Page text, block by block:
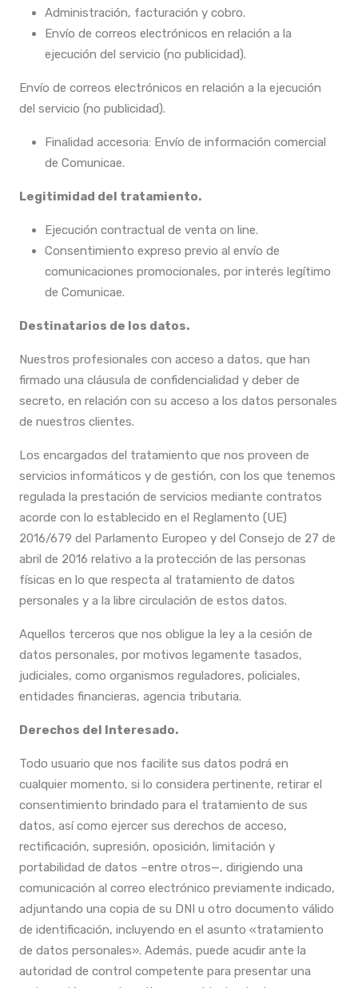
Administración, facturación y cobro.
Envío de correos electrónicos en relación a la
ejecución del servicio (no publicidad).
Envío de correos electrónicos en relación a la ejecución
del servicio (no publicidad).
Finalidad accesoria: Envío de información comercial
de Comunicae.
Legitimidad del tratamiento.
Ejecución contractual de venta on line.
Consentimiento expreso previo al envío de
comunicaciones promocionales, por interés legítimo
de Comunicae.
Destinatarios de los datos.
Nuestros profesionales con acceso a datos, que han
firmado una cláusula de confidencialidad y deber de
secreto, en relación con su acceso a los datos personales
de nuestros clientes.
Los encargados del tratamiento que nos proveen de
servicios informáticos y de gestión, con los que tenemos
regulada la prestación de servicios mediante contratos
acorde con lo establecido en el Reglamento (UE)
2016/679 del Parlamento Europeo y del Consejo de 27 de
abril de 2016 relativo a la protección de las personas
físicas en lo que respecta al tratamiento de datos
personales y a la libre circulación de estos datos.
Aquellos terceros que nos obligue la ley a la cesión de
datos personales, por motivos legamente tasados,
judiciales, como organismos reguladores, policiales,
entidades financieras, agencia tributaria.
Derechos del Interesado.
Todo usuario que nos facilite sus datos podrá en
cualquier momento, si lo considera pertinente, retirar el
consentimiento brindado para el tratamiento de sus
datos, así como ejercer sus derechos de acceso,
rectificación, supresión, oposición, limitación y
portabilidad de datos –entre otros—, dirigiendo una
comunicación al correo electrónico previamente indicado,
adjuntando una copia de su DNI u otro documento válido
de identificación, incluyendo en el asunto «tratamiento
de datos personales». Además, puede acudir ante la
autoridad de control competente para presentar una